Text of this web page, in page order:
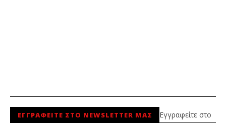
ΕΓΓΡΑΦΕΙΤΕ ΣΤΟ NEWSLETTER ΜΑΣ
Εγγραφείτε στο